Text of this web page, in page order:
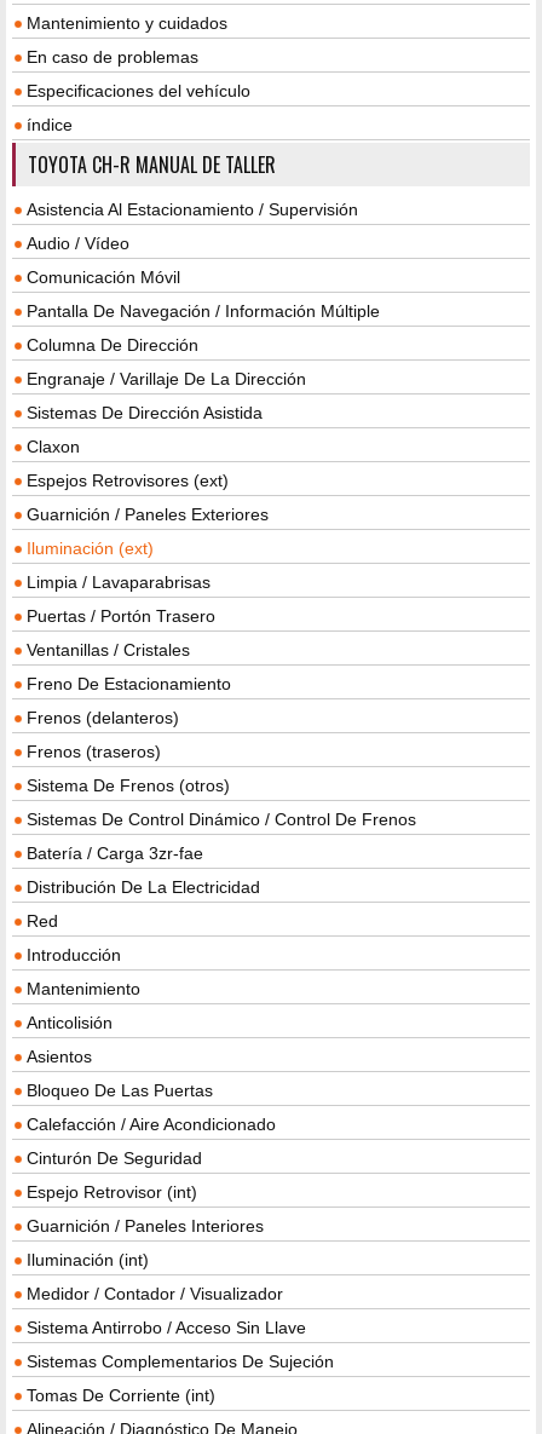
Mantenimiento y cuidados
En caso de problemas
Especificaciones del vehículo
índice
TOYOTA CH-R MANUAL DE TALLER
Asistencia Al Estacionamiento / Supervisión
Audio / Vídeo
Comunicación Móvil
Pantalla De Navegación / Información Múltiple
Columna De Dirección
Engranaje / Varillaje De La Dirección
Sistemas De Dirección Asistida
Claxon
Espejos Retrovisores (ext)
Guarnición / Paneles Exteriores
Iluminación (ext)
Limpia / Lavaparabrisas
Puertas / Portón Trasero
Ventanillas / Cristales
Freno De Estacionamiento
Frenos (delanteros)
Frenos (traseros)
Sistema De Frenos (otros)
Sistemas De Control Dinámico / Control De Frenos
Batería / Carga 3zr-fae
Distribución De La Electricidad
Red
Introducción
Mantenimiento
Anticolisión
Asientos
Bloqueo De Las Puertas
Calefacción / Aire Acondicionado
Cinturón De Seguridad
Espejo Retrovisor (int)
Guarnición / Paneles Interiores
Iluminación (int)
Medidor / Contador / Visualizador
Sistema Antirrobo / Acceso Sin Llave
Sistemas Complementarios De Sujeción
Tomas De Corriente (int)
Alineación / Diagnóstico De Manejo